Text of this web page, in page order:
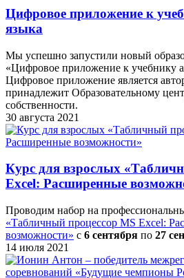
Цифровое приложение к
языка
Мы успешно запустили новый
«Цифровое приложение к учебнику
Цифровое приложение является
принадлежит Образовательному
собственности.
30 августа 2021
Курс для взрослых
Excel: Расширенные
Проводим набор на
«Табличный процессор MS Excel:
возможности» c 6 сентября по 27
14 июля 2021